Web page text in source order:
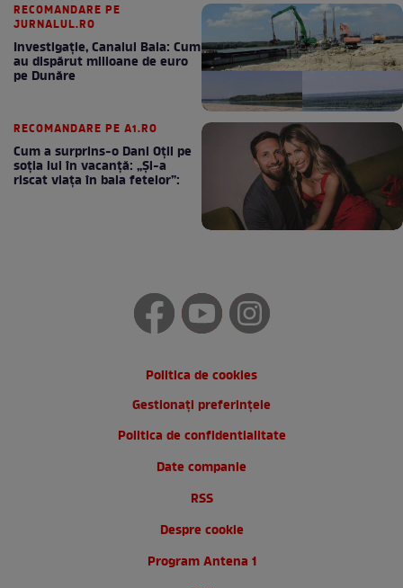
RECOMANDARE PE
JURNALUL.RO
Investigație, Canalul Bala: Cum
au dispărut milioane de euro
pe Dunăre
RECOMANDARE PE A1.RO
Cum a surprins-o Dani Oțil pe
soția lui în vacanță: „Și-a
riscat viața în baia fetelor”:
Politica de cookies
Gestionați preferințele
Politica de confidentialitate
Date companie
RSS
Despre cookie
Program Antena 1